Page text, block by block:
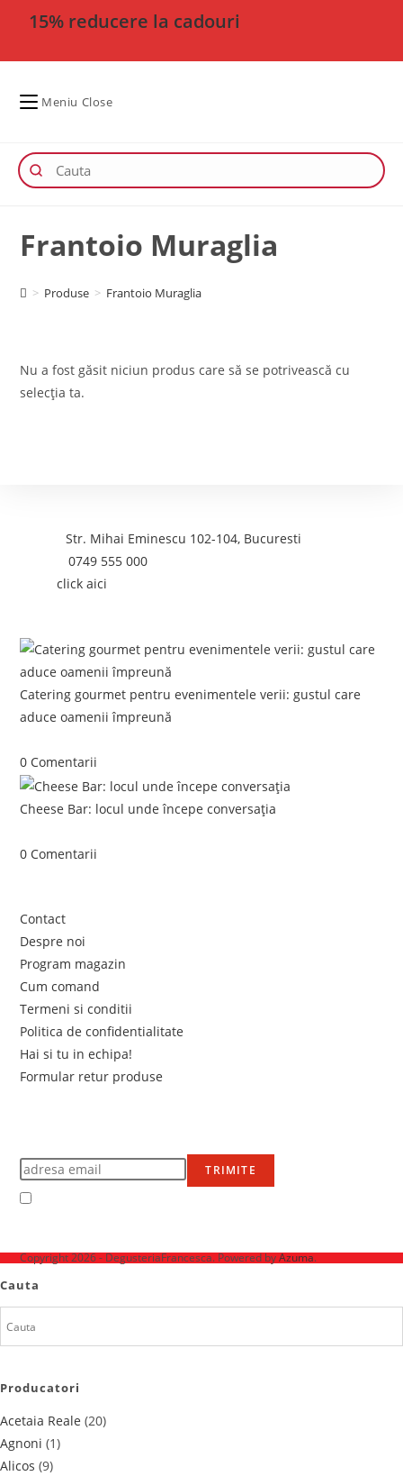
15% reducere la cadouri
Meniu Close
Frantoio Muraglia
> Produse > Frantoio Muraglia
Nu a fost găsit niciun produs care să se potrivească cu
selecția ta.
Adresa:Str. Mihai Eminescu 102-104, Bucuresti
Telefon:0749 555 000
Email:click aici
Catering gourmet pentru evenimentele verii: gustul care
aduce oamenii împreună
0 Comentarii
Cheese Bar: locul unde începe conversația
0 Comentarii
Contact
Despre noi
Program magazin
Cum comand
Termeni si conditii
Politica de confidentialitate
Hai si tu in echipa!
Formular retur produse
TRIMITE
Copyright 2026 - DegusteriaFrancesca. Powered byAzuma.
Cauta
Producatori
Acetaia Reale (20)
Agnoni (1)
Alicos (9)